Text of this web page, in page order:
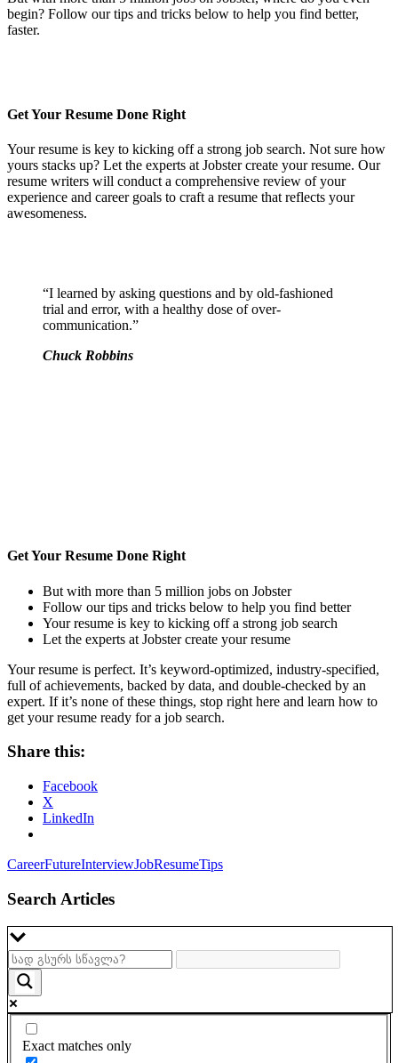
begin? Follow our tips and tricks below to help you find better,
faster.
Get Your Resume Done Right
Your resume is key to kicking off a strong job search. Not sure how
yours stacks up? Let the experts at Jobster create your resume. Our
resume writers will conduct a comprehensive review of your
experience and career goals to craft a resume that reflects your
awesomeness.
“I learned by asking questions and by old-fashioned
trial and error, with a healthy dose of over-
communication.”
Chuck Robbins
Get Your Resume Done Right
But with more than 5 million jobs on Jobster
Follow our tips and tricks below to help you find better
Your resume is key to kicking off a strong job search
Let the experts at Jobster create your resume
Your resume is perfect. It’s keyword-optimized, industry-specified,
full of achievements, backed by data, and double-checked by an
expert. If it’s none of these things, stop right here and learn how to
get your resume ready for a job search.
Share this:
Facebook
X
LinkedIn
CareerFutureInterviewJobResumeTips
Search Articles
Exact matches only